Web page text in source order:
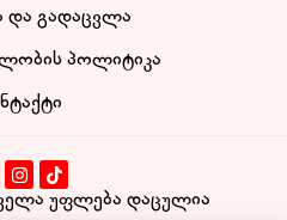
და გადაცვლა
პოლიტიკა
უფლება დაცულია